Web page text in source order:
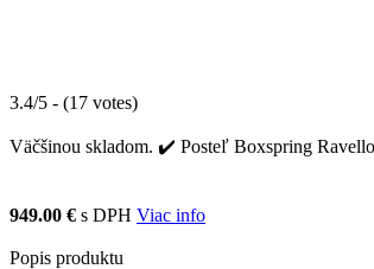
3.4/5 - (17 votes)
Väčšinou skladom. ✔️ Posteľ Boxspring Ravello
949.00 € s DPH Viac info
Popis produktu